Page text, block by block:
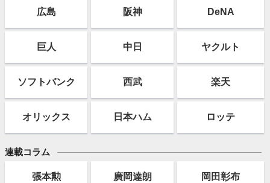
広島 阪神 DeNA
巨人 中日 ヤクルト
ソフトバンク 西武 楽天
オリックス 日本ハム ロッテ
連載コラム
張本勲 廣岡達朗 岡田彰布